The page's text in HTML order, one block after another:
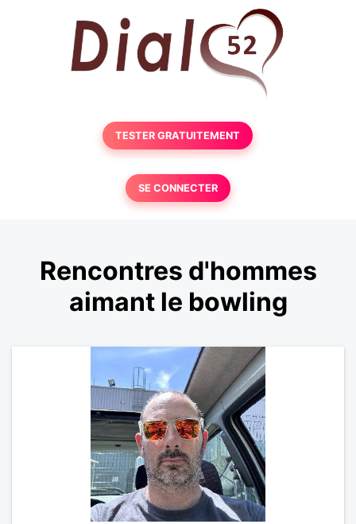
TESTER GRATUITEMENT
SE CONNECTER
Rencontres d'hommes
aimant le bowling